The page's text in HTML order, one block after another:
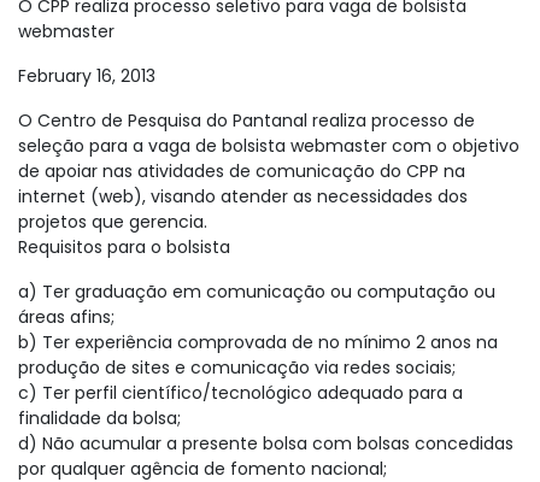
O CPP realiza processo seletivo para vaga de bolsista
webmaster
February 16, 2013
O Centro de Pesquisa do Pantanal realiza processo de
seleção para a vaga de bolsista webmaster com o objetivo
de apoiar nas atividades de comunicação do CPP na
internet (web), visando atender as necessidades dos
projetos que gerencia.
Requisitos para o bolsista
a) Ter graduação em comunicação ou computação ou
áreas afins;
b) Ter experiência comprovada de no mínimo 2 anos na
produção de sites e comunicação via redes sociais;
c) Ter perfil científico/tecnológico adequado para a
finalidade da bolsa;
d) Não acumular a presente bolsa com bolsas concedidas
por qualquer agência de fomento nacional;